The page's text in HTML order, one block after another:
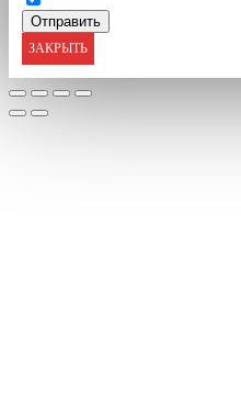
ЗАКРЫТЬ